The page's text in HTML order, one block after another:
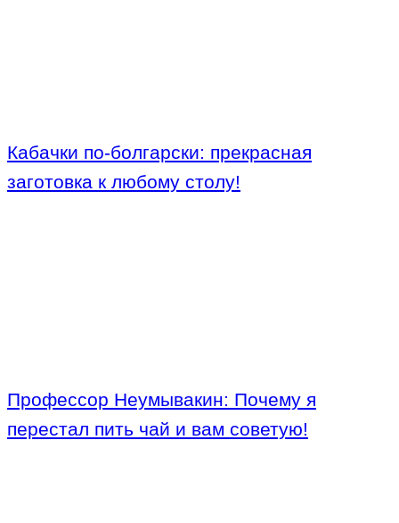
Кабачки по-болгарски: прекрасная
заготовка к любому столу!
Профессор Неумывакин: Почему я
перестал пить чай и вам советую!